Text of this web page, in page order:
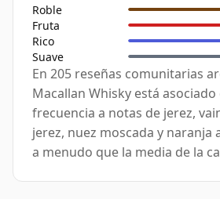
Roble
Fruta
Rico
Suave
En 205 reseñas comunitarias
Macallan Whisky está
frecuencia a notas de jerez,
jerez, nuez moscada y naranja
a menudo que la media de la